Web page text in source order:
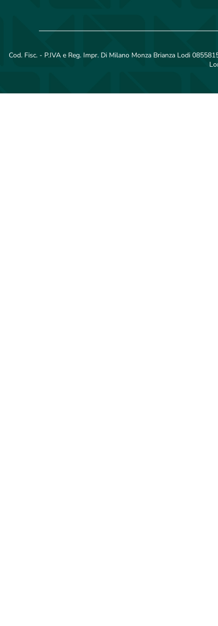
Cod. Fisc. - P.IVA e Reg. Impr. Di Milano Monza Brianza Lodi